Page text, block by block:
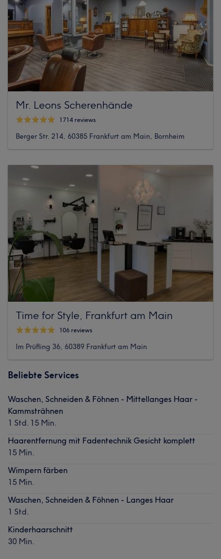
Mr. Leons Scherenhände
1714 reviews
Berger Str. 214, 60385 Frankfurt am Main, Bornheim
Time for Style, Frankfurt am Main
106 reviews
Im Prüfling 36, 60389 Frankfurt am Main
Beliebte Services
Waschen, Schneiden & Föhnen - Mittellanges Haar -
Kammsträhnen
1 Std. 15 Min.
Haarentfernung mit Fadentechnik Gesicht komplett
15 Min.
Wimpern färben
15 Min.
Waschen, Schneiden & Föhnen - Langes Haar
1 Std.
Kinderhaarschnitt
30 Min.